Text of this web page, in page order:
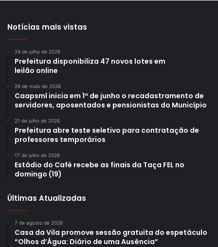
Notícias mais vistas
24 de julho de 2026
Prefeitura disponibiliza 47 novos lotes em
leilão online
26 de maio de 2026
Caapsml inicia em 1º de junho o recadastramento de
servidores, aposentados e pensionistas do Município
21 de julho de 2026
Prefeitura abre teste seletivo para contratação de
professores temporários
17 de julho de 2026
Estádio do Café recebe as finais da Taça FEL no
domingo (19)
Últimas Atualizadas
7 de agosto de 2026
Casa da Vila promove sessão gratuita do espetáculo
“Olhos d’Água: Diário de uma Ausência”